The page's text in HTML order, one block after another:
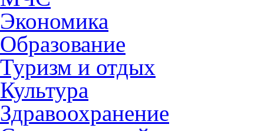
Экономика
Образование
Туризм и отдых
Культура
Здравоохранение